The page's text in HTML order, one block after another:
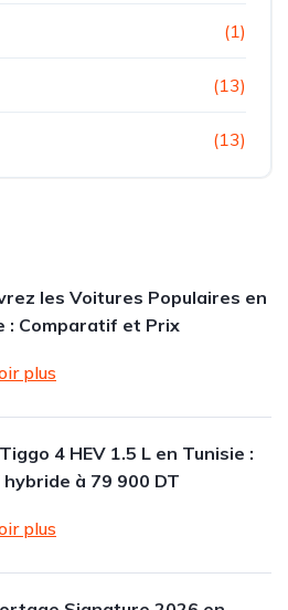
(1)
(13)
(13)
les Voitures Populaires en
: Comparatif et Prix
plus
4 HEV 1.5 L en Tunisie :
hybride à 79 900 DT
plus